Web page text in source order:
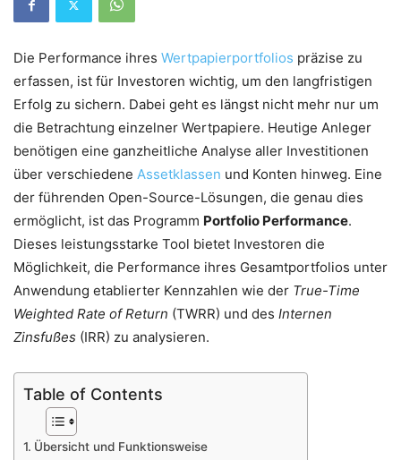
Die Performance ihres Wertpapierportfolios präzise zu
erfassen, ist für Investoren wichtig, um den langfristigen
Erfolg zu sichern. Dabei geht es längst nicht mehr nur um
die Betrachtung einzelner Wertpapiere. Heutige Anleger
benötigen eine ganzheitliche Analyse aller Investitionen
über verschiedene Assetklassen und Konten hinweg. Eine
der führenden Open-Source-Lösungen, die genau dies
ermöglicht, ist das Programm Portfolio Performance.
Dieses leistungsstarke Tool bietet Investoren die
Möglichkeit, die Performance ihres Gesamtportfolios unter
Anwendung etablierter Kennzahlen wie der True-Time
Weighted Rate of Return (TWRR) und des Internen
Zinsfußes (IRR) zu analysieren.
Table of Contents
Übersicht und Funktionsweise